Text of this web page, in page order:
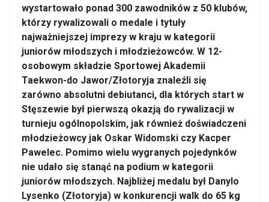
wystartowało ponad 300 zawodników z 50 klubów,
którzy rywalizowali o medale i tytuły
najważniejszej imprezy w kraju w kategorii
juniorów młodszych i młodzieżowców. W 12-
osobowym składzie Sportowej Akademii
Taekwon-do Jawor/Złotoryja znaleźli się
zarówno absolutni debiutanci, dla których start w
Stęszewie był pierwszą okazją do rywalizacji w
turnieju ogólnopolskim, jak również doświadczeni
młodzieżowcy jak Oskar Widomski czy Kacper
Pawelec. Pomimo wielu wygranych pojedynków
nie udało się stanąć na podium w kategorii
juniorów młodszych. Najbliżej medalu był Danylo
Lysenko (Złotoryja) w konkurencji walk do 65 kg